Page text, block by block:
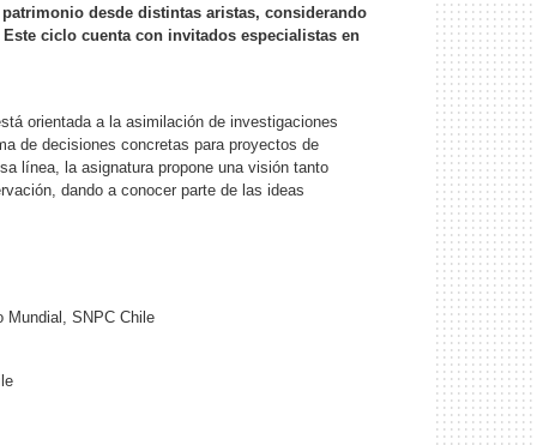
desde distintas aristas, considerando
ciclo cuenta con invitados especialistas en
orientada a la asimilación de investigaciones
de decisiones concretas para proyectos de
línea, la asignatura propone una visión tanto
dando a conocer parte de las ideas
Mundial, SNPC Chile